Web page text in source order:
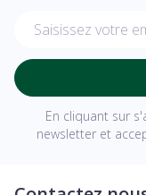
En cliquant sur
newsletter et